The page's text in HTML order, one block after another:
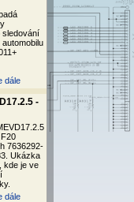
sledování
dále
-
7636292-
Ukázka
kde je ve
dále